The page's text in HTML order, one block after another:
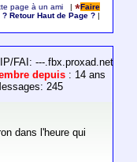
page à un ami |
Faire
|? Retour Haut de Page ?
IP/FAI: ---.fbx.proxad.net
depuis : 14 ans
245
dans l'heure qui